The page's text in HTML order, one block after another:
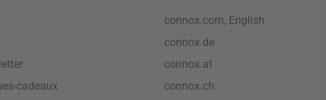
cadeaux
connox.com, English
connox.de
connox.at
connox.ch